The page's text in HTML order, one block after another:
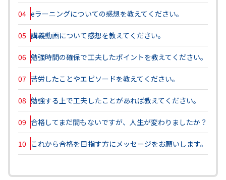
04 eラーニングについての感想を教えてください。
05 講義動画について感想を教えてください。
06 勉強時間の確保で工夫したポイントを教えてください。
07 苦労したことやエピソードを教えてください。
08 勉強する上で工夫したことがあれば教えてください。
09 合格してまだ間もないですが、人生が変わりましたか？
10 これから合格を目指す方にメッセージをお願いします。